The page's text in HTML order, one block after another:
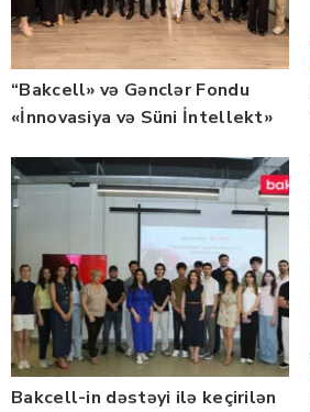
“Bakcell» və Gənclər Fondu
«İnnovasiya və Süni İntellekt»
qalibləri ilə görüş keçirib
Bakcell-in dəstəyi ilə keçirilən